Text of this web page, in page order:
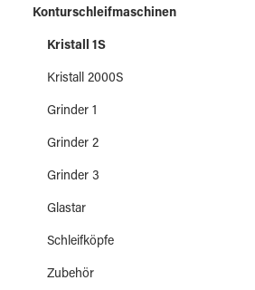
Konturschleifmaschinen
Kristall 1S
Kristall 2000S
Grinder 1
Grinder 2
Grinder 3
Glastar
Schleifköpfe
Zubehör